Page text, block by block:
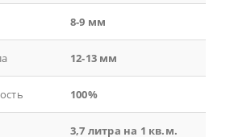
8-9 мм
12-13 мм
100%
3,7 литра на 1 кв.м.